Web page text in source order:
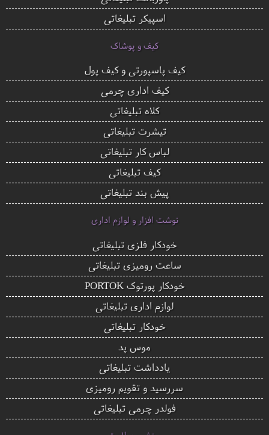
اسپیکر تبلیغاتی
کیف و پوشاک
کیف پاسپورتی و کیف پول
کیف اداری چرمی
کلاه تبلیغاتی
تیشرت تبلیغاتی
لباس کار تبلیغاتی
کیف تبلیغاتی
پیش بند تبلیغاتی
نوشت افزار و لوازم اداری
خودکار فلزی تبلیغاتی
ساعت رومیزی تبلیغاتی
خودکار پورتوک PORTOK
لوازم اداری تبلیغاتی
خودکار تبلیغاتی
موس پد
یادداشت تبلیغاتی
سررسید و تقویم رومیزی
فولدر چرمی تبلیغاتی